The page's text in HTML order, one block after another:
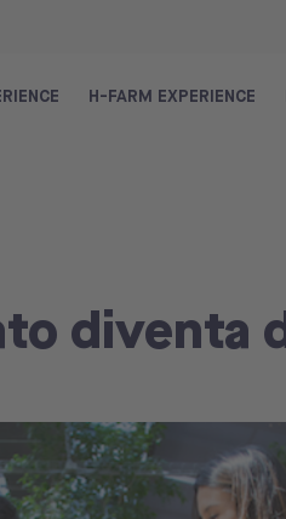
H-FARM EXPERIENCE
diventa